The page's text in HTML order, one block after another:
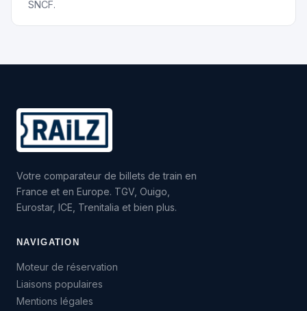
SNCF.
Votre comparateur de billets de train en
France et en Europe. TGV, Ouigo,
Eurostar, ICE, Trenitalia et bien plus.
NAVIGATION
Moteur de réservation
Liaisons populaires
Mentions légales